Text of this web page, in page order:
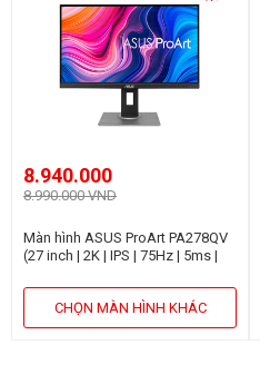
8.940.000
8.990.000 VND
Màn hình ASUS ProArt PA278QV
(27 inch | 2K | IPS | 75Hz | 5ms |
CHỌN MÀN HÌNH KHÁC